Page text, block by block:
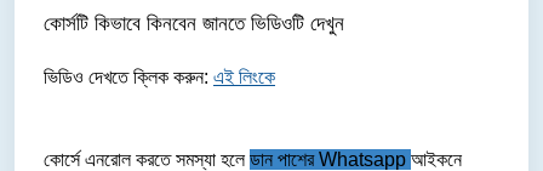
কোর্সটি কিভাবে কিনবেন জানতে ভিডিওটি দেখুন
ভিডিও দেখতে ক্লিক করুন: এই লিংকে
কোর্সে এনরোল করতে সমস্যা হলে ডান পাশের Whatsapp আইকনে